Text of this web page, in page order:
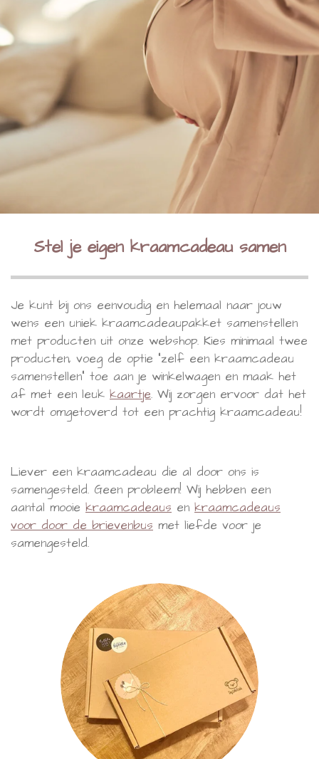
Stel je eigen kraamcadeau samen
Je kunt bij ons eenvoudig en helemaal naar jouw
wens een uniek kraamcadeaupakket samenstellen
met producten uit onze webshop. Kies minimaal twee
producten, voeg de optie "zelf een kraamcadeau
samenstellen" toe aan je winkelwagen en maak het
af met een leuk kaartje. Wij zorgen ervoor dat het
wordt omgetoverd tot een prachtig kraamcadeau!
Liever een kraamcadeau die al door ons is
samengesteld. Geen probleem! Wij hebben een
aantal mooie kraamcadeaus en kraamcadeaus
voor door de brievenbus met liefde voor je
samengesteld.